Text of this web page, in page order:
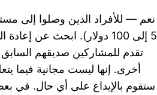
نعم — للأفراد الذين وصلوا إلى
تقدم للمشاركين صديقهم
أخرى. إنها ليست مجانية فيما
ستقوم بالإيداع على أي حال. في